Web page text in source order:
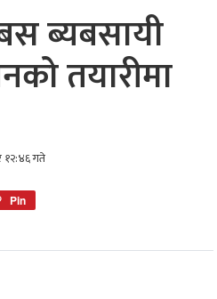
ब्यबसायी
तयारीमा
१२:४६ गते
Pin